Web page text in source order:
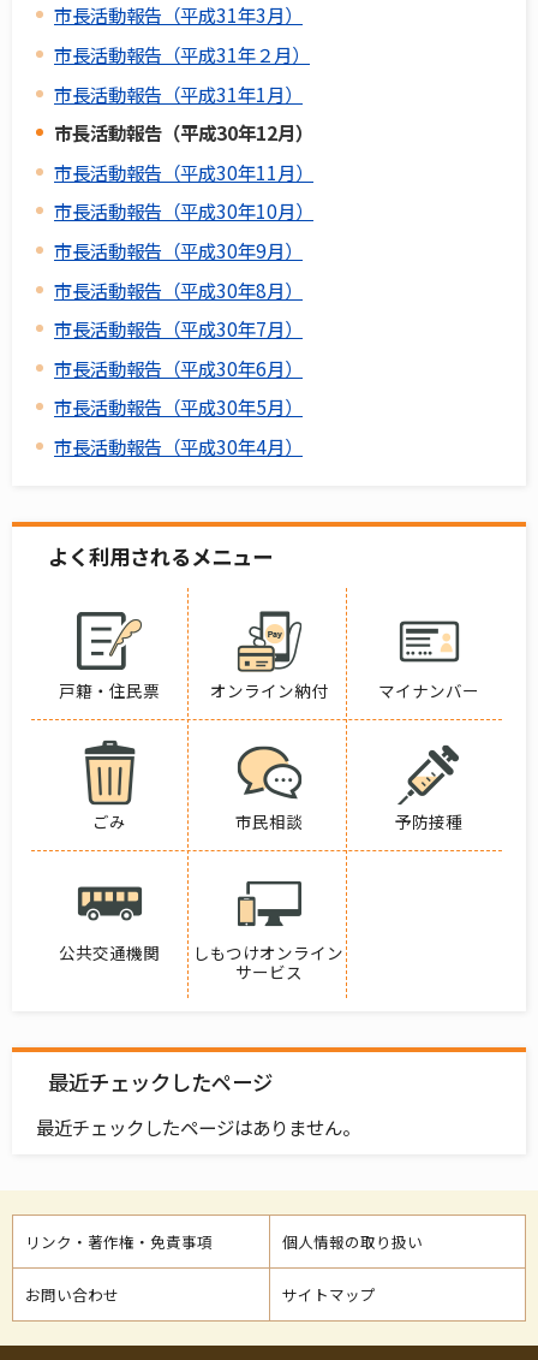
市長活動報告（平成31年3月）
市長活動報告（平成31年２月）
市長活動報告（平成31年1月）
市長活動報告（平成30年12月）
市長活動報告（平成30年11月）
市長活動報告（平成30年10月）
市長活動報告（平成30年9月）
市長活動報告（平成30年8月）
市長活動報告（平成30年7月）
市長活動報告（平成30年6月）
市長活動報告（平成30年5月）
市長活動報告（平成30年4月）
よく利用されるメニュー
戸籍・住民票 オンライン納付 マイナンバー
ごみ 市民相談 予防接種
公共交通機関
しもつけオンライン
サービス
最近チェックしたページ
最近チェックしたページはありません。
リンク・著作権・免責事項 個人情報の取り扱い
お問い合わせ サイトマップ